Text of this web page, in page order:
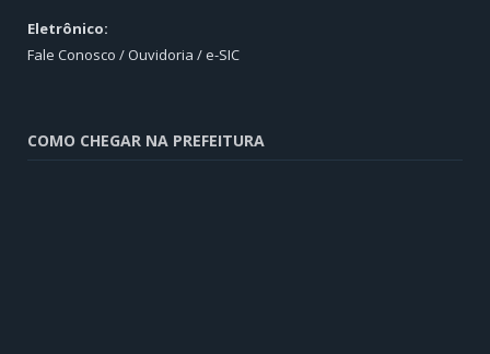
Eletrônico:
Fale Conosco / Ouvidoria / e-SIC
COMO CHEGAR NA PREFEITURA